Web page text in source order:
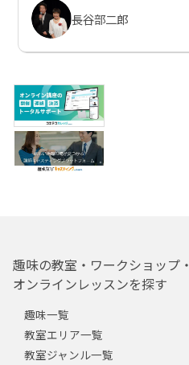
長谷部二郎
趣味の教室・ワークショップ・
オンラインレッスンを探す
趣味一覧
教室エリア一覧
教室ジャンル一覧